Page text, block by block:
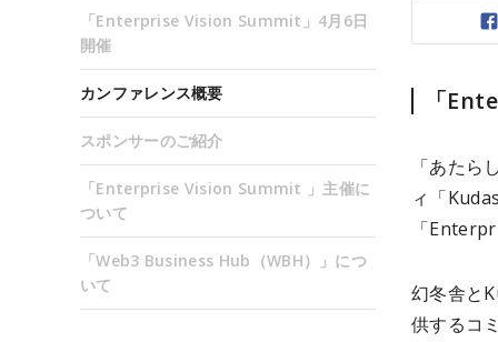
「
「あた
ィ「
「
幻冬舎と
供するコ
「Enterprise Vision Summit」4月6日
開催
カンファレンス概要
スポンサーのご紹介
「Enterprise Vision Summit 」主催に
ついて
「Web3 Business Hub（WBH）」につ
いて